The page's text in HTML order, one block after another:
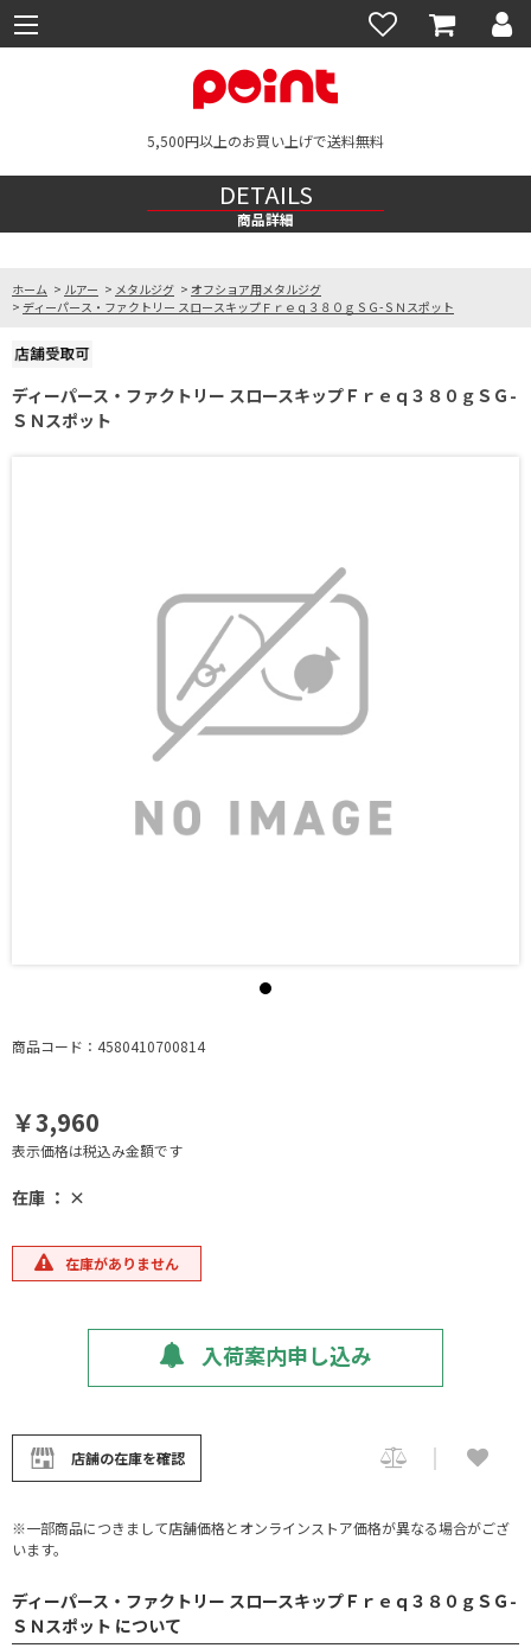
5,500円以上のお買い上げで送料無料
DETAILS
商品詳細
ホーム > ルアー > メタルジグ > オフショア用メタルジグ
> ディーパース・ファクトリー スロースキップＦｒｅｑ３８０ｇＳＧ-ＳＮスポット
ディーパース・ファクトリー スロースキップＦｒｅｑ３８０ｇＳＧ-
ＳＮスポット
商品コード：4580410700814
￥3,960
表示価格は税込み金額です
在庫 ： ×
在庫がありません
入荷案内申し込み
店舗の在庫を確認
※一部商品につきまして店舗価格とオンラインストア価格が異なる場合がござ
います。
ディーパース・ファクトリー スロースキップＦｒｅｑ３８０ｇＳＧ-
ＳＮスポット について